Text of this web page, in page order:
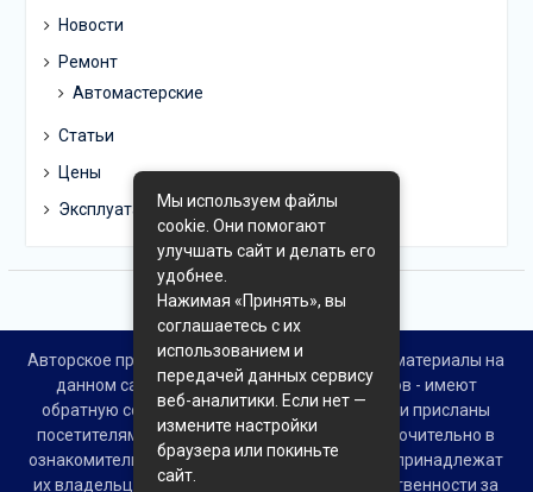
Новости
Ремонт
Автомастерские
Статьи
Цены
Эксплуатация
Авторское право © Все права защищены. Все материалы на
данном сайте взяты из открытых источников - имеют
обратную ссылку на материал в интернете или присланы
посетителями сайта и предоставляются исключительно в
ознакомительных целях. Права на материалы принадлежат
их владельцам. Администрация сайта ответственности за
Мы используем файлы
cookie. Они помогают
улучшать сайт и делать его
удобнее.
Нажимая «Принять», вы
соглашаетесь с их
использованием и
передачей данных сервису
веб-аналитики. Если нет —
измените настройки
браузера или покиньте
сайт.